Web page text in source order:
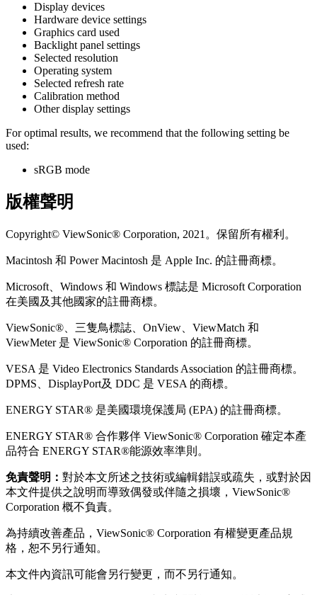
Display devices
Hardware device settings
Graphics card used
Backlight panel settings
Selected resolution
Operating system
Selected refresh rate
Calibration method
Other display settings
For optimal results, we recommend that the following setting be
used:
sRGB mode
版權聲明
Copyright© ViewSonic® Corporation, 2021。保留所有權利。
Macintosh 和 Power Macintosh 是 Apple Inc. 的註冊商標。
Microsoft、Windows 和 Windows 標誌是 Microsoft Corporation
在美國及其他國家的註冊商標。
ViewSonic®、三隻鳥標誌、OnView、ViewMatch 和
ViewMeter 是 ViewSonic® Corporation 的註冊商標。
VESA 是 Video Electronics Standards Association 的註冊商標。
DPMS、DisplayPort及 DDC 是 VESA 的商標。
ENERGY STAR® 是美國環境保護局 (EPA) 的註冊商標。
ENERGY STAR® 合作夥伴 ViewSonic® Corporation 確定本產
品符合 ENERGY STAR®能源效率準則。
免責聲明： 對於本文所述之技術或編輯錯誤或疏失，或對於因
本文件提供之說明而導致偶發或伴隨之損壞，ViewSonic®
Corporation 概不負責。
為持續改善產品，ViewSonic® Corporation 有權變更產品規
格，恕不另行通知。
本文件內資訊可能會另行變更，而不另行通知。